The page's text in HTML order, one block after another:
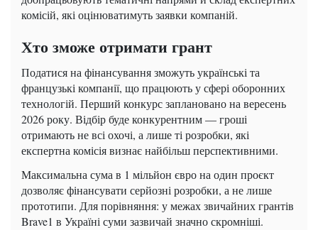
комісій, які оцінюватимуть заявки компаній.
Хто зможе отримати грант
Податися на фінансування зможуть українські та
французькі компанії, що працюють у сфері оборонних
технологій. Перший конкурс заплановано на вересень
2026 року. Відбір буде конкурентним — гроші
отримають не всі охочі, а лише ті розробки, які
експертна комісія визнає найбільш перспективними.
Максимальна сума в 1 мільйон євро на один проєкт
дозволяє фінансувати серйозні розробки, а не лише
прототипи. Для порівняння: у межах звичайних грантів
Brave1 в Україні суми зазвичай значно скромніші.